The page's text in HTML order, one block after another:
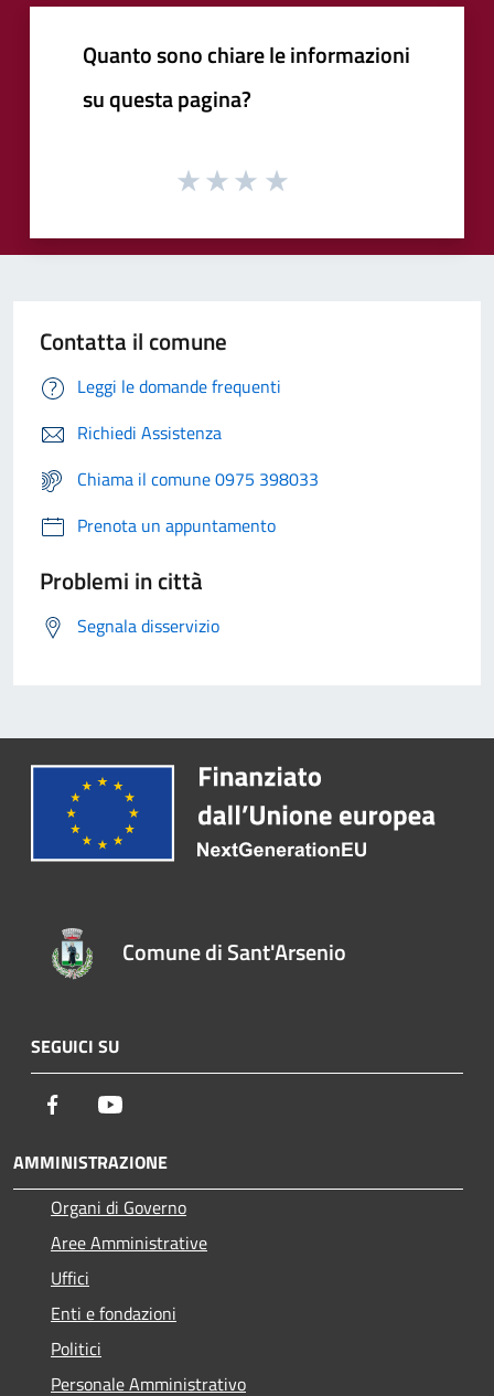
Quanto sono chiare le informazioni
su questa pagina?
Contatta il comune
Leggi le domande frequenti
Richiedi Assistenza
Chiama il comune 0975 398033
Prenota un appuntamento
Problemi in città
Segnala disservizio
Comune di Sant'Arsenio
SEGUICI SU
Facebook
AMMINISTRAZIONE
Organi di Governo
Aree Amministrative
Uffici
Enti e fondazioni
Politici
Personale Amministrativo